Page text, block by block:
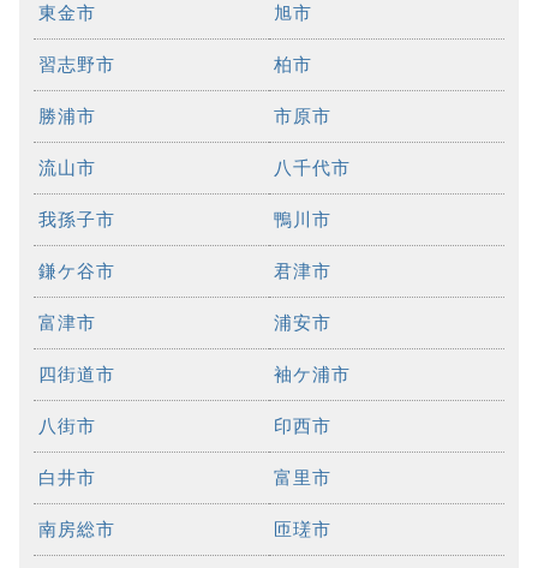
東金市 旭市
習志野市 柏市
勝浦市 市原市
流山市 八千代市
我孫子市 鴨川市
鎌ケ谷市 君津市
富津市 浦安市
四街道市 袖ケ浦市
八街市 印西市
白井市 富里市
南房総市 匝瑳市